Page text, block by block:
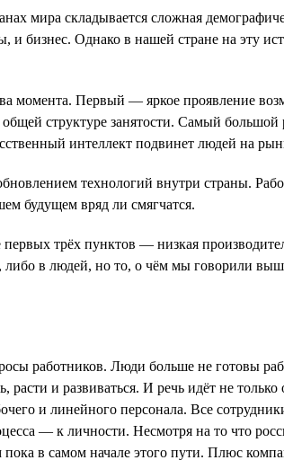
мира складывается сложная
и бизнес. Однако в нашей стране на эту
момента. Первый — яркое проявление
общей структуре занятости. Самый
интеллект подвинет людей на
технологий внутри страны.
будущем вряд ли смягчатся.
первых трёх пунктов — низкая
в людей, но то, о чём мы говорили
работников. Люди больше не готовы
и развиваться. И речь идёт не
и линейного персонала. Все
— к личности. Несмотря на то что
пока в самом начале этого пути. Плюс